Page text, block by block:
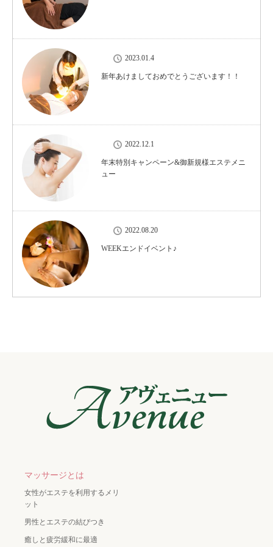
2023.01.4
新年あけましておめでとうございます！！
2022.12.1
年末特別キャンペーン&御新規様エステメニ
ュー
2022.08.20
WEEKエンドイベント♪
マッサージとは
女性がエステを利用するメリ
ット
男性とエステの結びつき
癒しと疲労緩和に最適